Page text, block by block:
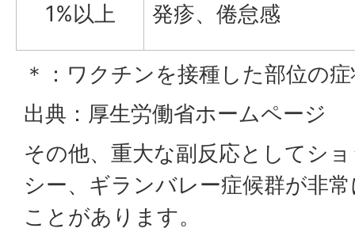
1%以上 発疹、倦怠感
＊：ワクチンを接種した部位の
出典：厚生労働省ホームページ
その他、重大な副反応としてシ
シー、ギランバレー症候群が非
ことがあります。